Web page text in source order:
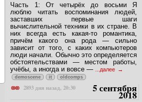
Часть 1: От четырёх до восьми Я
люблю читать воспоминания людей,
заставших первые шаги
вычислительной техники в их стране. В
них всегда есть какая-то романтика,
причём какого она рода — сильно
зависит от того, с каких компьютеров
люди начали. Обычно это определяется
обстоятельствами — местом работы,
учёбы, а иногда и вовсе —
...далее
demoscene it oldcomps
2893 дня назад, 20:30 5 сентября
2018